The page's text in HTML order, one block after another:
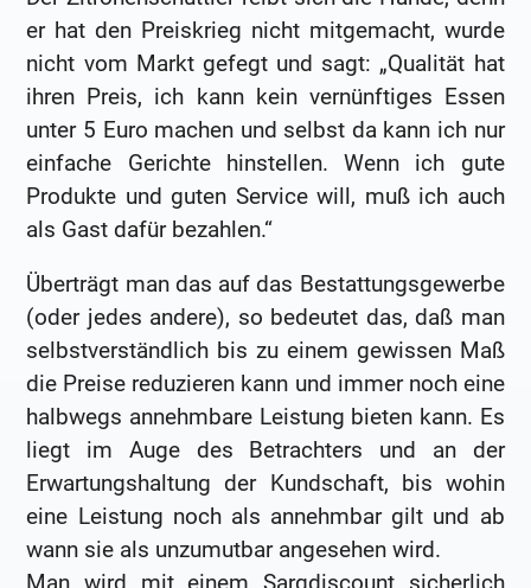
er hat den Preiskrieg nicht mitgemacht, wurde
nicht vom Markt gefegt und sagt: „Qualität hat
ihren Preis, ich kann kein vernünftiges Essen
unter 5 Euro machen und selbst da kann ich nur
einfache Gerichte hinstellen. Wenn ich gute
Produkte und guten Service will, muß ich auch
als Gast dafür bezahlen.“
Überträgt man das auf das Bestattungsgewerbe
(oder jedes andere), so bedeutet das, daß man
selbstverständlich bis zu einem gewissen Maß
die Preise reduzieren kann und immer noch eine
halbwegs annehmbare Leistung bieten kann. Es
liegt im Auge des Betrachters und an der
Erwartungshaltung der Kundschaft, bis wohin
eine Leistung noch als annehmbar gilt und ab
wann sie als unzumutbar angesehen wird.